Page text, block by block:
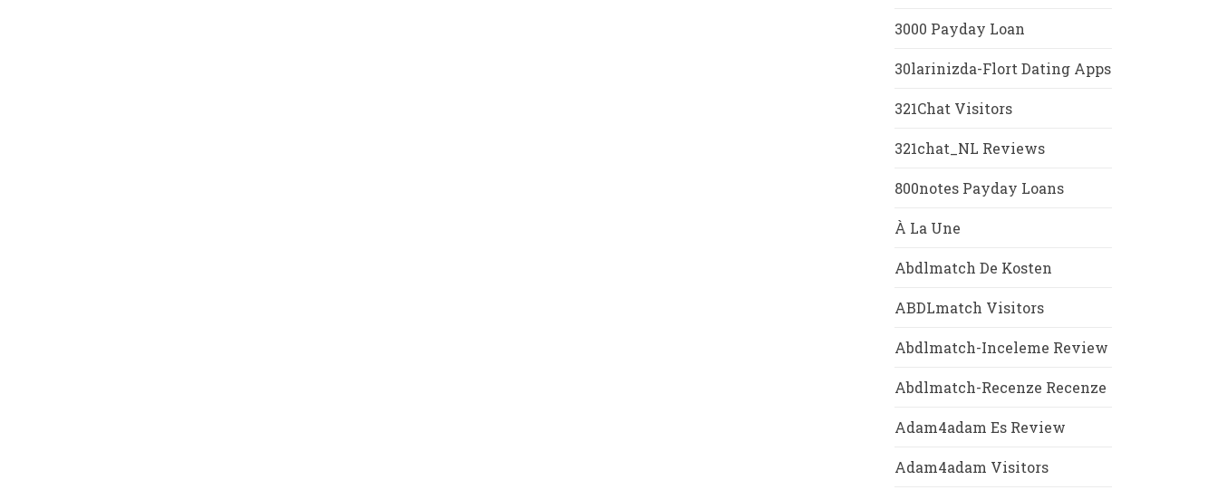
3000 Payday Loan
30larinizda-Flort Dating Apps
321Chat Visitors
321chat_NL Reviews
800notes Payday Loans
À La Une
Abdlmatch De Kosten
ABDLmatch Visitors
Abdlmatch-Inceleme Review
Abdlmatch-Recenze Recenze
Adam4adam Es Review
Adam4adam Visitors